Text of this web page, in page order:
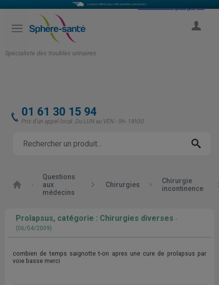
Spécialiste des troubles urinaires
Select Language
01 61 30 15 94
Prix d'un appel local. Du LUN au VEN - 9h- 18h30
Accueil
Questions
aux
médecins
Chirurgies
Chirurgie
incontinence
Prolapsus, catégorie : Chirurgies diverses -
(06/04/2009)
combien de temps saignotte t-on apres une cure de prolapsus par
voie basse merci